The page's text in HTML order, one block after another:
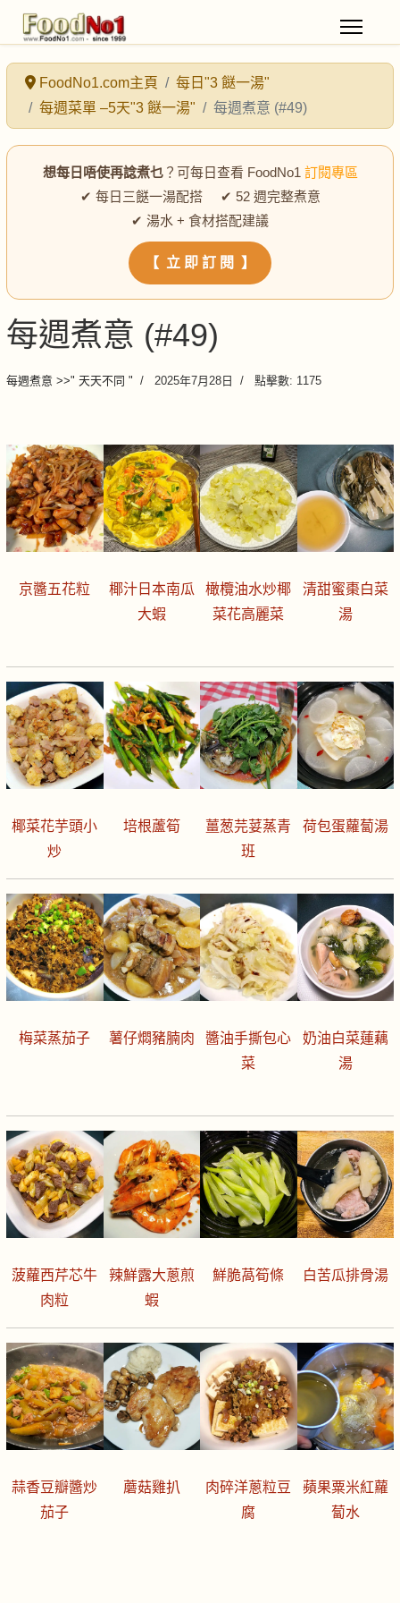
FoodNo1.com主頁
每日"3 餸一湯"
每週菜單 –5天"3 餸一湯"
每週煮意 (#49)
想每日唔使再諗煮乜？可每日查看 FoodNo1 訂閱專區
✔ 每日三餸一湯配搭 ✔ 52 週完整煮意
✔ 湯水 + 食材搭配建議
【 立 即 訂 閱 】
每週煮意 (#49)
每週煮意 >>" 天天不同 " 2025年7月28日 點擊數: 1175
京醬五花粒
椰汁日本南瓜
大蝦
橄欖油水炒椰
菜花高麗菜
清甜蜜棗白菜
湯
椰菜花芋頭小
炒
培根蘆筍
薑葱芫荽蒸青
班
荷包蛋蘿蔔湯
梅菜蒸茄子 薯仔燜豬腩肉
醬油手撕包心
菜
奶油白菜蓮藕
湯
菠蘿西芹芯牛
肉粒
辣鮮露大蔥煎
蝦
鮮脆萵筍條 白苦瓜排骨湯
蒜香豆瓣醬炒
茄子
蘑菇雞扒
肉碎洋蔥粒豆
腐
蘋果粟米紅蘿
蔔水